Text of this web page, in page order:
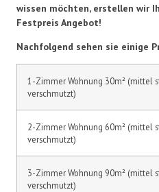
wissen möchten, erstellen wir
Festpreis Angebot!
Nachfolgend sehen sie einige
1-Zimmer Wohnung 30m² (mittel
verschmutzt)
2-Zimmer Wohnung 60m² (mittel
verschmutzt)
3-Zimmer Wohnung 90m² (mittel
verschmutzt)